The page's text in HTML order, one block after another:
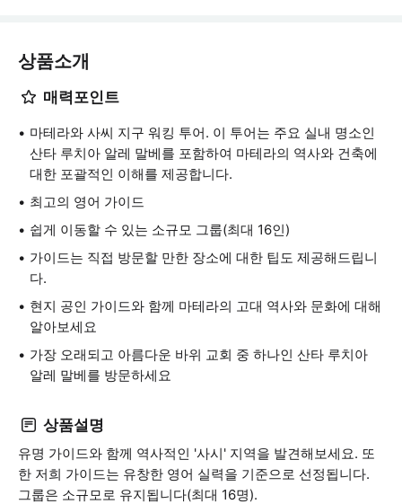
상품소개
매력포인트
마테라와 사씨 지구 워킹 투어. 이 투어는 주요 실내 명소인
산타 루치아 알레 말베를 포함하여 마테라의 역사와 건축에
대한 포괄적인 이해를 제공합니다.
최고의 영어 가이드
쉽게 이동할 수 있는 소규모 그룹(최대 16인)
가이드는 직접 방문할 만한 장소에 대한 팁도 제공해드립니
다.
현지 공인 가이드와 함께 마테라의 고대 역사와 문화에 대해
알아보세요
가장 오래되고 아름다운 바위 교회 중 하나인 산타 루치아
알레 말베를 방문하세요
상품설명
유명 가이드와 함께 역사적인 '사시' 지역을 발견해보세요. 또
한 저희 가이드는 유창한 영어 실력을 기준으로 선정됩니다.
그룹은 소규모로 유지됩니다(최대 16명).